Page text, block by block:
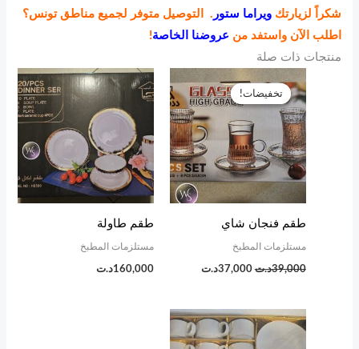
شكراً لزيارتكويراما ستور . التوصيل متوفر لجميع مناطق تونس؟
اطلب الآن واستفد من عروضنا الخاصة!
منتجات ذات صلة
تخفيضات!
تخفيضات!
طقم فنجان شاي
مستلزمات المطبخ
39,000د.ت
السعر
الأصلي
هو:
37,000د.ت
الحالي
هو:
37,000د.ت.
طقم طاولة
مستلزمات المطبخ
160,000د.ت